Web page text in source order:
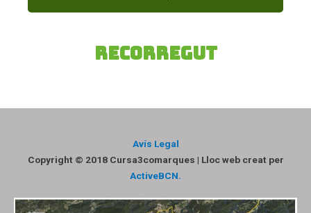
Recorregut
Avís Legal
Copyright © 2018 Cursa3comarques | Lloc web creat per
ActiveBCN.